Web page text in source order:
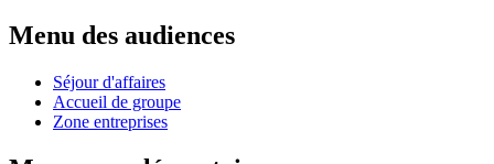
Menu des audiences
Séjour d'affaires
Accueil de groupe
Zone entreprises